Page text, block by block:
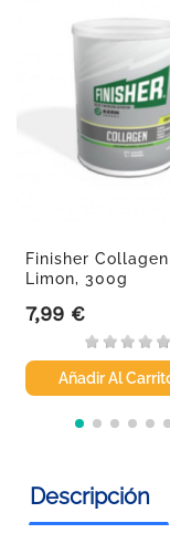
Finisher
Limon, 300g
Precio
7,99 €
Añadir Al
Descripción